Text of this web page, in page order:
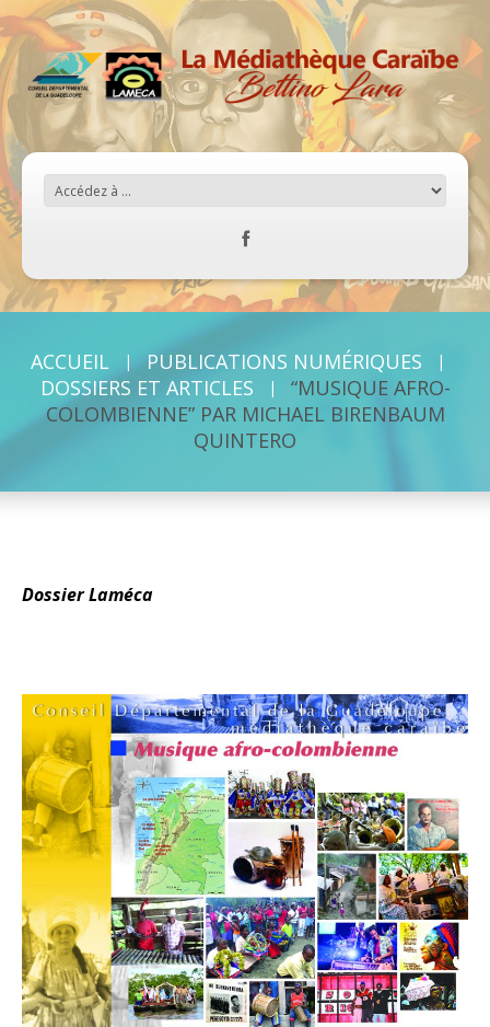
ACCUEIL
PUBLICATIONS NUMÉRIQUES
DOSSIERS ET ARTICLES
“MUSIQUE AFRO-
COLOMBIENNE” PAR MICHAEL BIRENBAUM
QUINTERO
Dossier Laméca